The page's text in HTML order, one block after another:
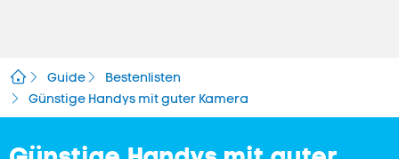
Guide
Bestenlisten
Günstige Handys mit guter Kamera